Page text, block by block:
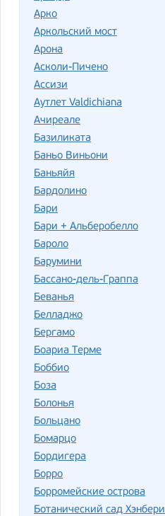
Арко
Аркольский мост
Арона
Асколи-Пичено
Ассизи
Аутлет Valdichiana
Ачиреале
Базиликата
Баньо Виньони
Баньяйя
Бардолино
Бари
Бари + Альберобелло
Бароло
Барумини
Бассано-дель-Граппа
Беванья
Белладжо
Бергамо
Боариа Терме
Боббио
Боза
Болонья
Больцано
Бомарцо
Бордигера
Борро
Борромейские острова
Ботанический сад Хэнбери